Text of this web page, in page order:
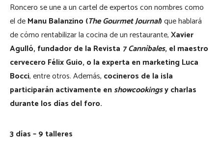
Roncero se une a un cartel de expertos con nombres como
el deManu Balanzino (The Gourmet Journal)que hablará
de cómo rentabilizar la cocina de un restaurante,Xavier
Agulló, fundador de la Revista 7 Canníbales, el maestro
cervecero Félix Guio, o la experta en marketing Luca
Bocci, entre otros. Además, cocineros de la isla
participarán activamente enshowcookingsy charlas
durante los días del foro.
3 días – 9 talleres